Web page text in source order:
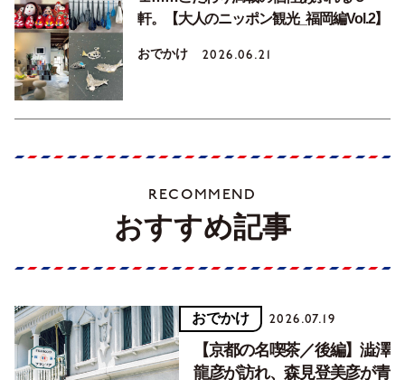
軒。【大人のニッポン観光_福岡編Vol.2】
おでかけ 2026.06.21
RECOMMEND
おすすめ記事
おでかけ 2026.07.19
【京都の名喫茶／後編】澁澤
龍彦が訪れ、森見登美彦が青